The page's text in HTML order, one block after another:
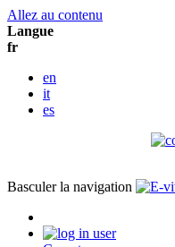
Allez au contenu
Langue
fr
en
it
es
Basculer la navigation